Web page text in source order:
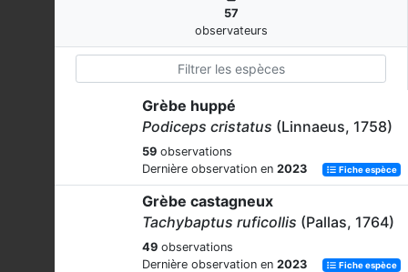
57
observateurs
Grèbe huppé
Podiceps cristatus (Linnaeus, 1758)
59 observations
Dernière observation en 2023 Fiche espèce
Grèbe castagneux
Tachybaptus ruficollis (Pallas, 1764)
49 observations
Dernière observation en 2023 Fiche espèce